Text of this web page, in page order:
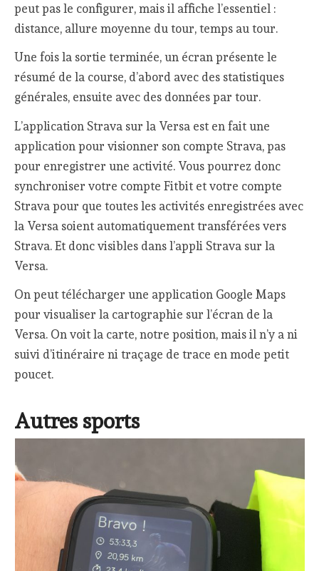
peut pas le configurer, mais il affiche l’essentiel :
distance, allure moyenne du tour, temps au tour.
Une fois la sortie terminée, un écran présente le
résumé de la course, d’abord avec des statistiques
générales, ensuite avec des données par tour.
L’application Strava sur la Versa est en fait une
application pour visionner son compte Strava, pas
pour enregistrer une activité. Vous pourrez donc
synchroniser votre compte Fitbit et votre compte
Strava pour que toutes les activités enregistrées avec
la Versa soient automatiquement transférées vers
Strava. Et donc visibles dans l’appli Strava sur la
Versa.
On peut télécharger une application Google Maps
pour visualiser la cartographie sur l’écran de la
Versa. On voit la carte, notre position, mais il n’y a ni
suivi d’itinéraire ni traçage de trace en mode petit
poucet.
Autres sports